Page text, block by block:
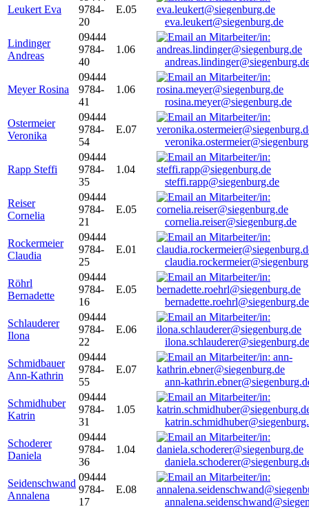
Leukert Eva
9784-
20
E.05
eva.leukert@siegenburg.de
Lindinger
Andreas
09444
9784-
40
1.06
Meyer Rosina
09444
9784-
41
1.06
rosina.meyer@siegenburg.de
Ostermeier
Veronika
09444
9784-
54
E.07
Rapp Steffi
09444
9784-
35
1.04
steffi.rapp@siegenburg.de
Reiser
Cornelia
09444
9784-
21
E.05
cornelia.reiser@siegenburg.de
Rockermeier
Claudia
09444
9784-
25
E.01
Röhrl
Bernadette
09444
9784-
16
E.05
bernadette.roehrl@siegenburg.de
Schlauderer
Ilona
09444
9784-
22
E.06
ilona.schlauderer@siegenburg.de
Schmidbauer
Ann-Kathrin
09444
9784-
55
E.07
ann-
Schmidhuber
Katrin
09444
9784-
31
1.05
Schoderer
Daniela
09444
9784-
36
1.04
Seidenschwand
Annalena
09444
9784-
17
E.08